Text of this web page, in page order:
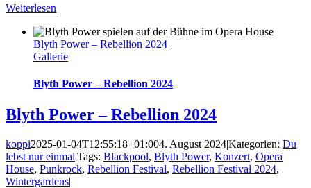
Weiterlesen
Blyth Power – Rebellion 2024
Gallerie
Blyth Power – Rebellion 2024
Blyth Power – Rebellion 2024
koppi2025-01-04T12:55:18+01:004. August 2024|Kategorien: Du
lebst nur einmal|Tags: Blackpool, Blyth Power, Konzert, Opera
House, Punkrock, Rebellion Festival, Rebellion Festival 2024,
Wintergardens|